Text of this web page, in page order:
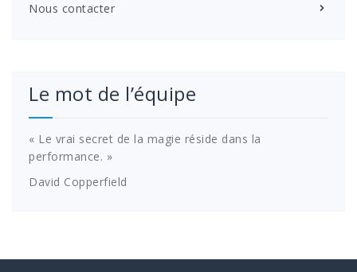
Nous contacter
Le mot de l’équipe
« Le vrai secret de la magie réside dans la
performance. »
David Copperfield